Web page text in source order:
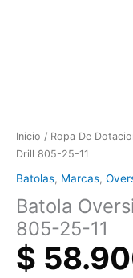
Inicio / Ropa De
Drill 805-25-11
Batolas, Marcas,
Batola
805-25-11
$
Manga
Larga
805-
25-
11
cantidad